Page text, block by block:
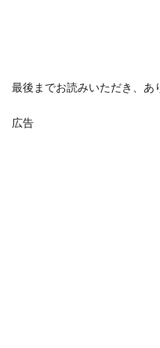
最後までお読みいただき、
広告